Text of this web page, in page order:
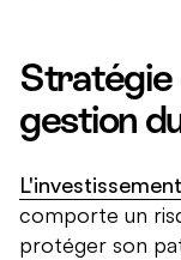
Stratégie
gestion
comporte un
protéger son